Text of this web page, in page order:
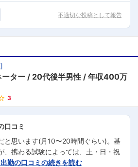
不適切な投稿として報告
]
ター 20代後半男性
年収400万
3
口コミ
と思います(月10〜20時間ぐらい)。基
、携わる試験によっては、土・日・祝
勤の口コミの続きを読む